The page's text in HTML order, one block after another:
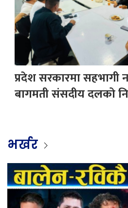
प्रदेश सरकारमा सहभागी
बागमती संसदीय दलको
भर्खर